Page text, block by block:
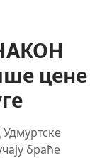
цене
браће